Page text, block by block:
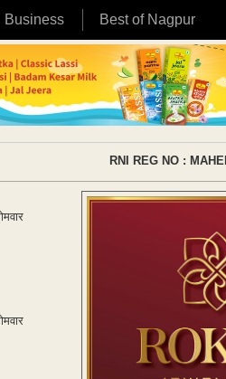
Business Best of Nagpur
RNI REG NO :